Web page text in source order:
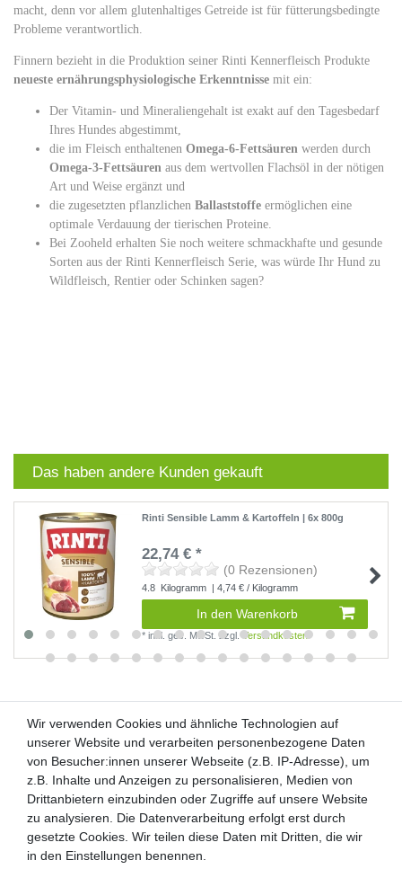
macht, denn vor allem glutenhaltiges Getreide ist für fütterungsbedingte
Probleme verantwortlich.
Finnern bezieht in die Produktion seiner Rinti Kennerfleisch Produkte
neueste ernährungsphysiologische Erkenntnisse mit ein:
Der Vitamin- und Mineraliengehalt ist exakt auf den Tagesbedarf
Ihres Hundes abgestimmt,
die im Fleisch enthaltenen Omega-6-Fettsäuren werden durch
Omega-3-Fettsäuren aus dem wertvollen Flachsöl in der nötigen
Art und Weise ergänzt und
die zugesetzten pflanzlichen Ballaststoffe ermöglichen eine
optimale Verdauung der tierischen Proteine.
Bei Zooheld erhalten Sie noch weitere schmackhafte und gesunde
Sorten aus der Rinti Kennerfleisch Serie, was würde Ihr Hund zu
Wildfleisch, Rentier oder Schinken sagen?
Das haben andere Kunden gekauft
Rinti Sensible Lamm & Kartoffeln | 6x 800g
22,74 € *
(0 Rezensionen)
4.8 Kilogramm | 4,74 € / Kilogramm
In den Warenkorb
*inkl. ges. MwSt. zzgl. Versandkosten
Kunden-Anfragen: info@zooheld.de
Über uns
Zahlung und Versand
Retouren
Wir verwenden Cookies und ähnliche Technologien auf
unserer Website und verarbeiten personenbezogene Daten
von Besucher:innen unserer Webseite (z.B. IP-Adresse), um
z.B. Inhalte und Anzeigen zu personalisieren, Medien von
Drittanbietern einzubinden oder Zugriffe auf unsere Website
zu analysieren. Die Datenverarbeitung erfolgt erst durch
gesetzte Cookies. Wir teilen diese Daten mit Dritten, die wir
in den Einstellungen benennen.
Wir verwenden Cookies und ähnliche Technologien auf
unserer Website und verarbeiten personenbezogene Daten
von Besucher:innen unserer Webseite (z.B. IP-Adresse), um
z.B. Inhalte und Anzeigen zu personalisieren, Medien von
Drittanbietern einzubinden oder Zugriffe auf unsere Website
zu analysieren. Die Datenverarbeitung erfolgt erst durch
gesetzte Cookies. Wir teilen diese Daten mit Dritten, die wir
in den Einstellungen benennen.